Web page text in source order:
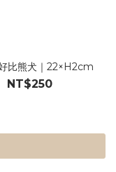
比熊犬｜22×H2cm
NT$250